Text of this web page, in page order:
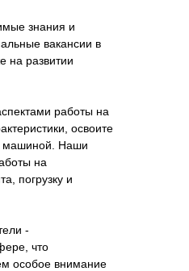
знания и
вакансии в
на развитии
работы на
освоите
машиной. Наши
на
погрузку и
-
что
особое внимание